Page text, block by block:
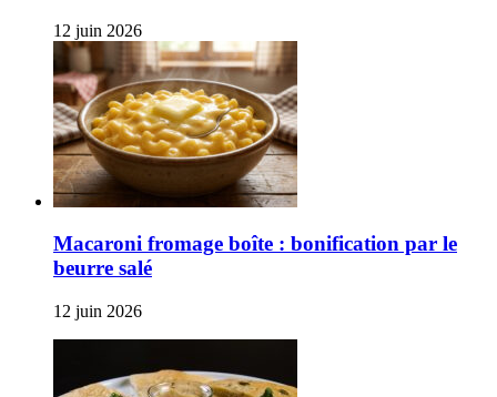
12 juin 2026
Macaroni fromage boîte : bonification par le
beurre salé
12 juin 2026